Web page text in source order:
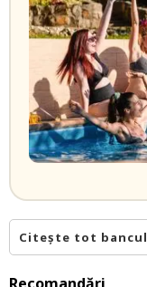
Citește tot bancul